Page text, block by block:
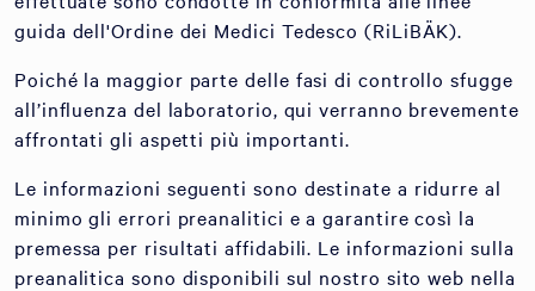
guida dell'Ordine dei Medici Tedesco (RiLiBÄK).
Poiché la maggior parte delle fasi di controllo sfugge
all’influenza del laboratorio, qui verranno brevemente
affrontati gli aspetti più importanti.
Le informazioni seguenti sono destinate a ridurre al
minimo gli errori preanalitici e a garantire così la
premessa per risultati affidabili. Le informazioni sulla
preanalitica sono disponibili sul nostro sito web nella